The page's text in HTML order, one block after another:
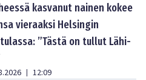
kasvanut nainen kokee
vieraaksi Helsingin
”Tästä on tullut Lähi-
| 12:09